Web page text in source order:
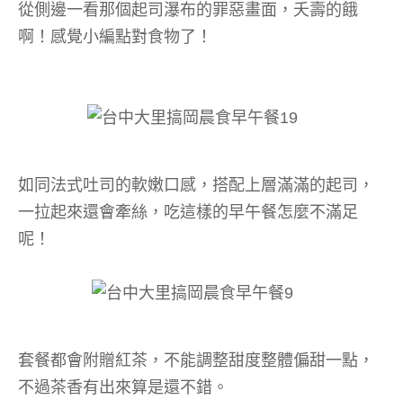
從側邊一看那個起司瀑布的罪惡畫面，夭壽的餓
啊！感覺小編點對食物了！
如同法式吐司的軟嫩口感，搭配上層滿滿的起司，
一拉起來還會牽絲，吃這樣的早午餐怎麼不滿足
呢！
套餐都會附贈紅茶，不能調整甜度整體偏甜一點，
不過茶香有出來算是還不錯。